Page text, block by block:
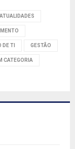
ATUALIDADES
DE TI GESTÃO
CATEGORIA